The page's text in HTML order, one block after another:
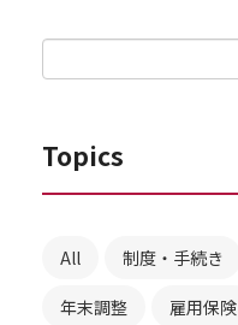
Topics
All 制度・手続き
年末調整 雇用保険